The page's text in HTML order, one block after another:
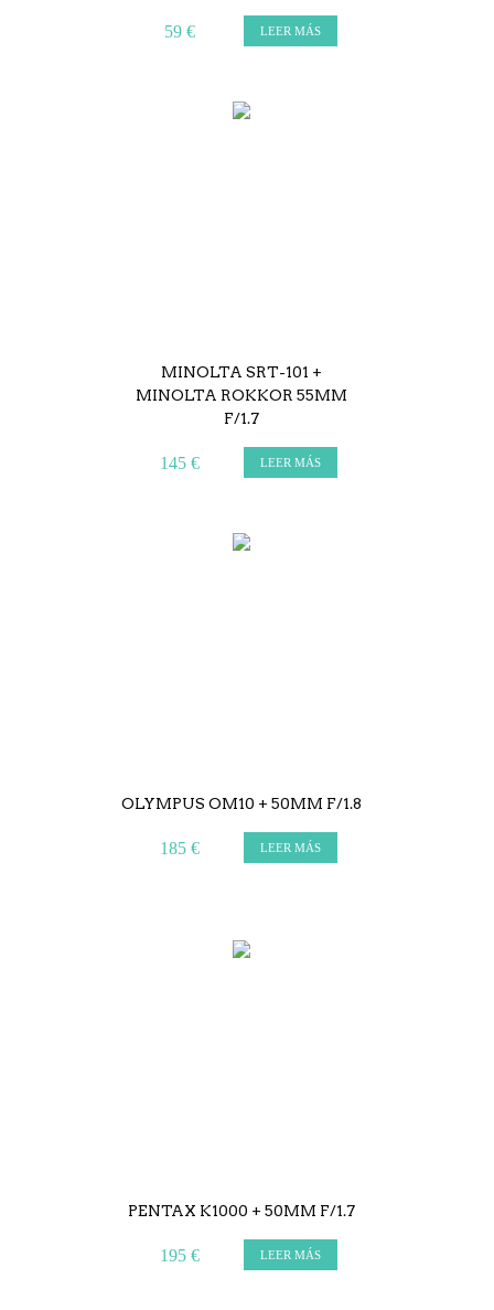
59 € LEER MÁS
MINOLTA SRT-101 +
MINOLTA ROKKOR 55MM
F/1.7
145 € LEER MÁS
OLYMPUS OM10 + 50MM F/1.8
185 € LEER MÁS
PENTAX K1000 + 50MM F/1.7
195 € LEER MÁS